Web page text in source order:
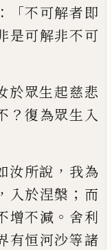
：「不可解者即
是可解非不可
於眾生起慈悲
？復為眾生入
汝所說 ， 我為
， 入於涅槃 ； 而
增不減 。 舍利
有恒河沙等諸